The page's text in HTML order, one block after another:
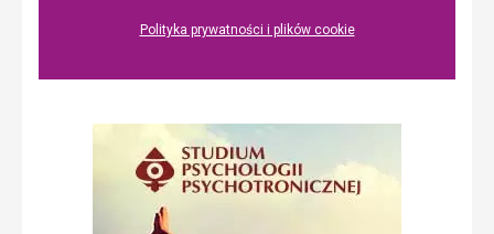
Polityka prywatności i plików cookie